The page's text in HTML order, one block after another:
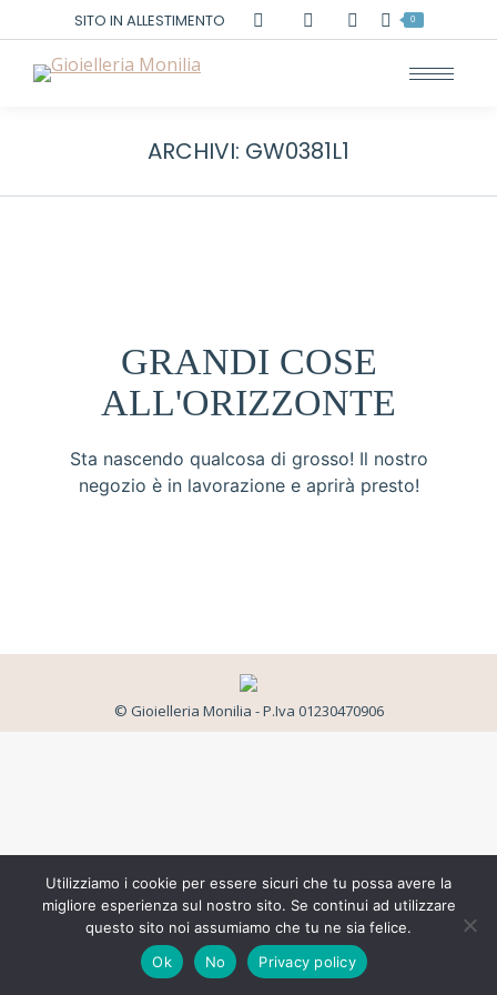
SITO IN ALLESTIMENTO Cerca: 0
ARCHIVI: GW0381L1
GRANDI COSE
ALL'ORIZZONTE
Sta nascendo qualcosa di grosso! Il nostro
negozio è in lavorazione e aprirà presto!
© Gioielleria Monilia - P.Iva 01230470906
Utilizziamo i cookie per essere sicuri che tu possa avere la
migliore esperienza sul nostro sito. Se continui ad utilizzare
questo sito noi assumiamo che tu ne sia felice.
Ok
No Privacy policy